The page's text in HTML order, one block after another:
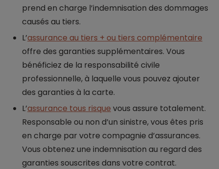
prend en charge l’indemnisation des dommages
causés au tiers.
L’assurance au tiers + ou tiers complémentaire
offre des garanties supplémentaires. Vous
bénéficiez de la responsabilité civile
professionnelle, à laquelle vous pouvez ajouter
des garanties à la carte.
L’assurance tous risque vous assure totalement.
Responsable ou non d’un sinistre, vous êtes pris
en charge par votre compagnie d’assurances.
Vous obtenez une indemnisation au regard des
garanties souscrites dans votre contrat.